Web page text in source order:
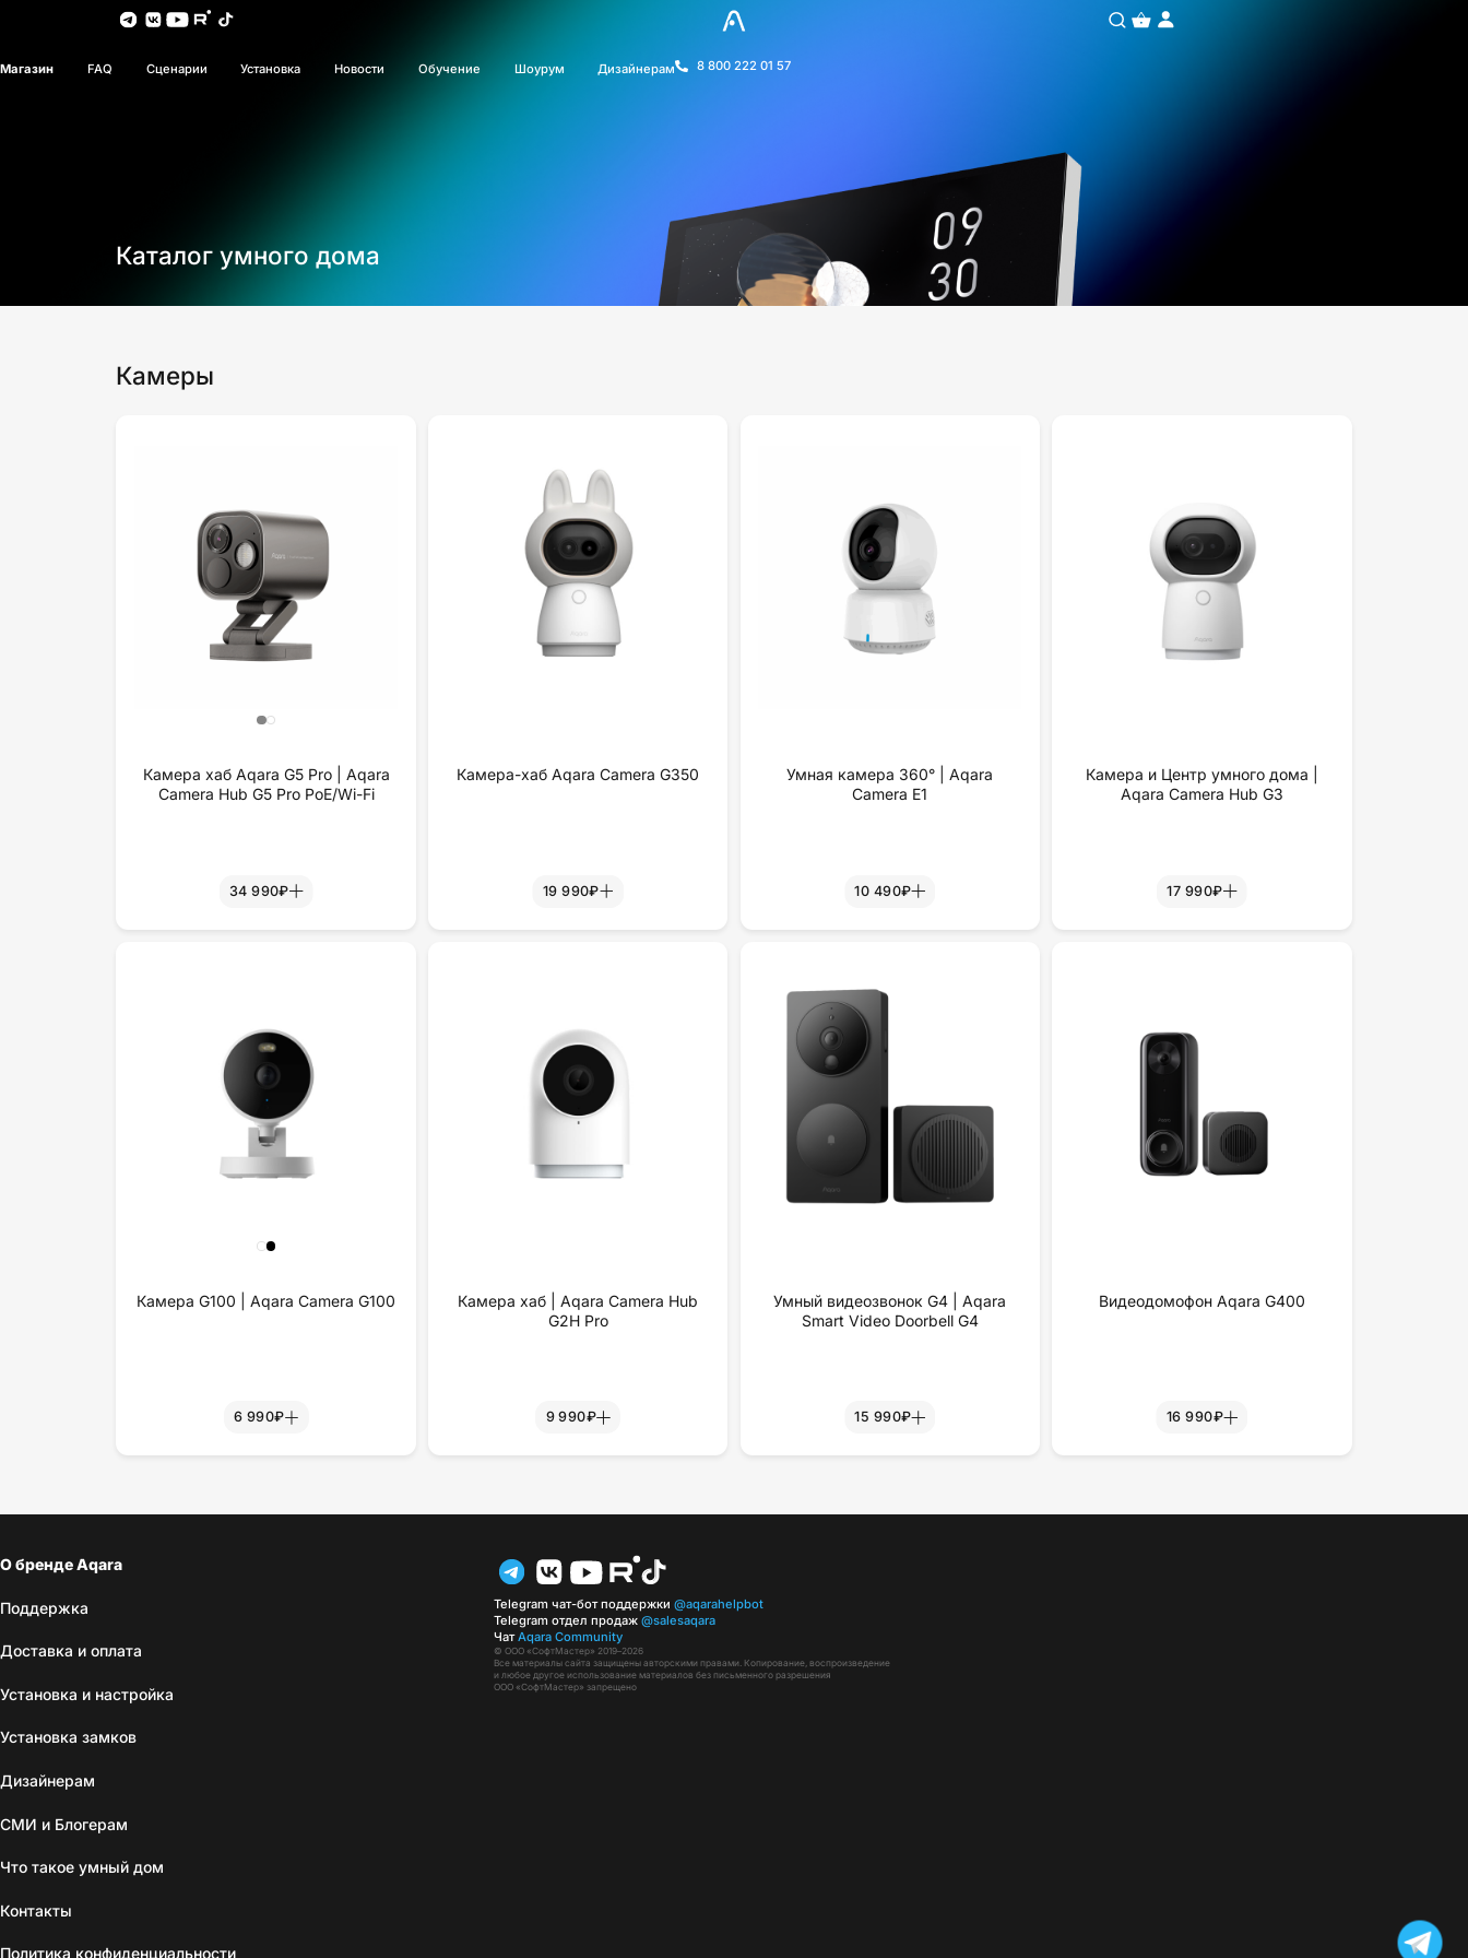
Магазин FAQ Сценарии Установка Новости Обучение Шоурум Дизайнерам 8 800 222 01 57
Каталог умного дома
Камеры
Камера хаб Aqara G5 Pro | Aqara
Camera Hub G5 Pro PoE/Wi-Fi
34 990₽
Камера-хаб Aqara Camera G350
19 990₽
Умная камера 360° | Aqara
Camera E1
10 490₽
Камера и Центр умного дома |
Aqara Camera Hub G3
17 990₽
Камера G100 | Aqara Camera G100
6 990₽
Камера хаб | Aqara Camera Hub
G2H Pro
9 990₽
Умный видеозвонок G4 | Aqara
Smart Video Doorbell G4
15 990₽
Видеодомофон Aqara G400
16 990₽
О бренде Aqara
Поддержка
Доставка и оплата
Установка и настройка
Установка замков
Дизайнерам
СМИ и Блогерам
Что такое умный дом
Контакты
Политика конфиденциальности
Telegram чат-бот поддержки @aqarahelpbot
Telegram отдел продаж@salesaqara
ЧатAqara Community
© ООО «СофтМастер» 2019–2026
Все материалы сайта защищены авторскими правами. Копирование, воспроизведение
и любое другое использование материалов без письменного разрешения
ООО «СофтМастер» запрещено